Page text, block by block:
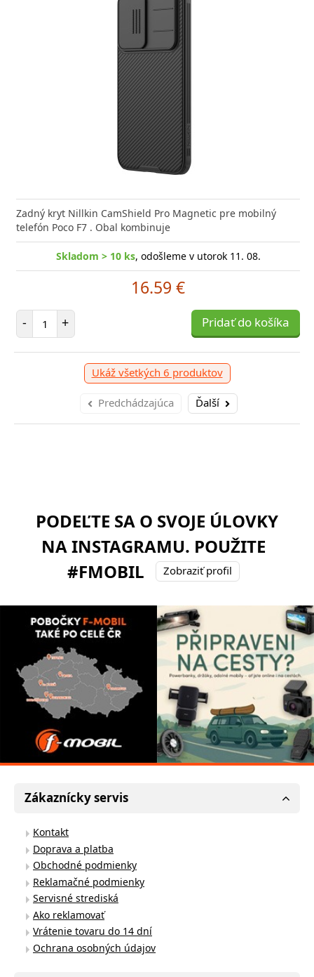
Zadný kryt Nillkin CamShield Pro Magnetic pre mobilný
telefón Poco F7 . Obal kombinuje
Skladom > 10 ks, odošleme v utorok 11. 08.
16.59 €
- Počet položiek
+ Pridať do košíka
Ukáž všetkých 6 produktov
Predchádzajúca Ďalší
PODEĽTE SA O SVOJE ÚLOVKY
NA INSTAGRAMU. POUŽITE
#FMOBIL
Zobraziť profil
Zákaznícky servis
Kontakt
Doprava a platba
Obchodné podmienky
Reklamačné podmienky
Servisné strediská
Ako reklamovať
Vrátenie tovaru do 14 dní
Ochrana osobných údajov